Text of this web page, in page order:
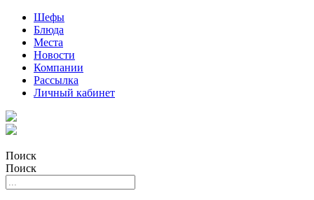
Шефы
Блюда
Места
Новости
Компании
Рассылка
Личный кабинет
Поиск
Поиск